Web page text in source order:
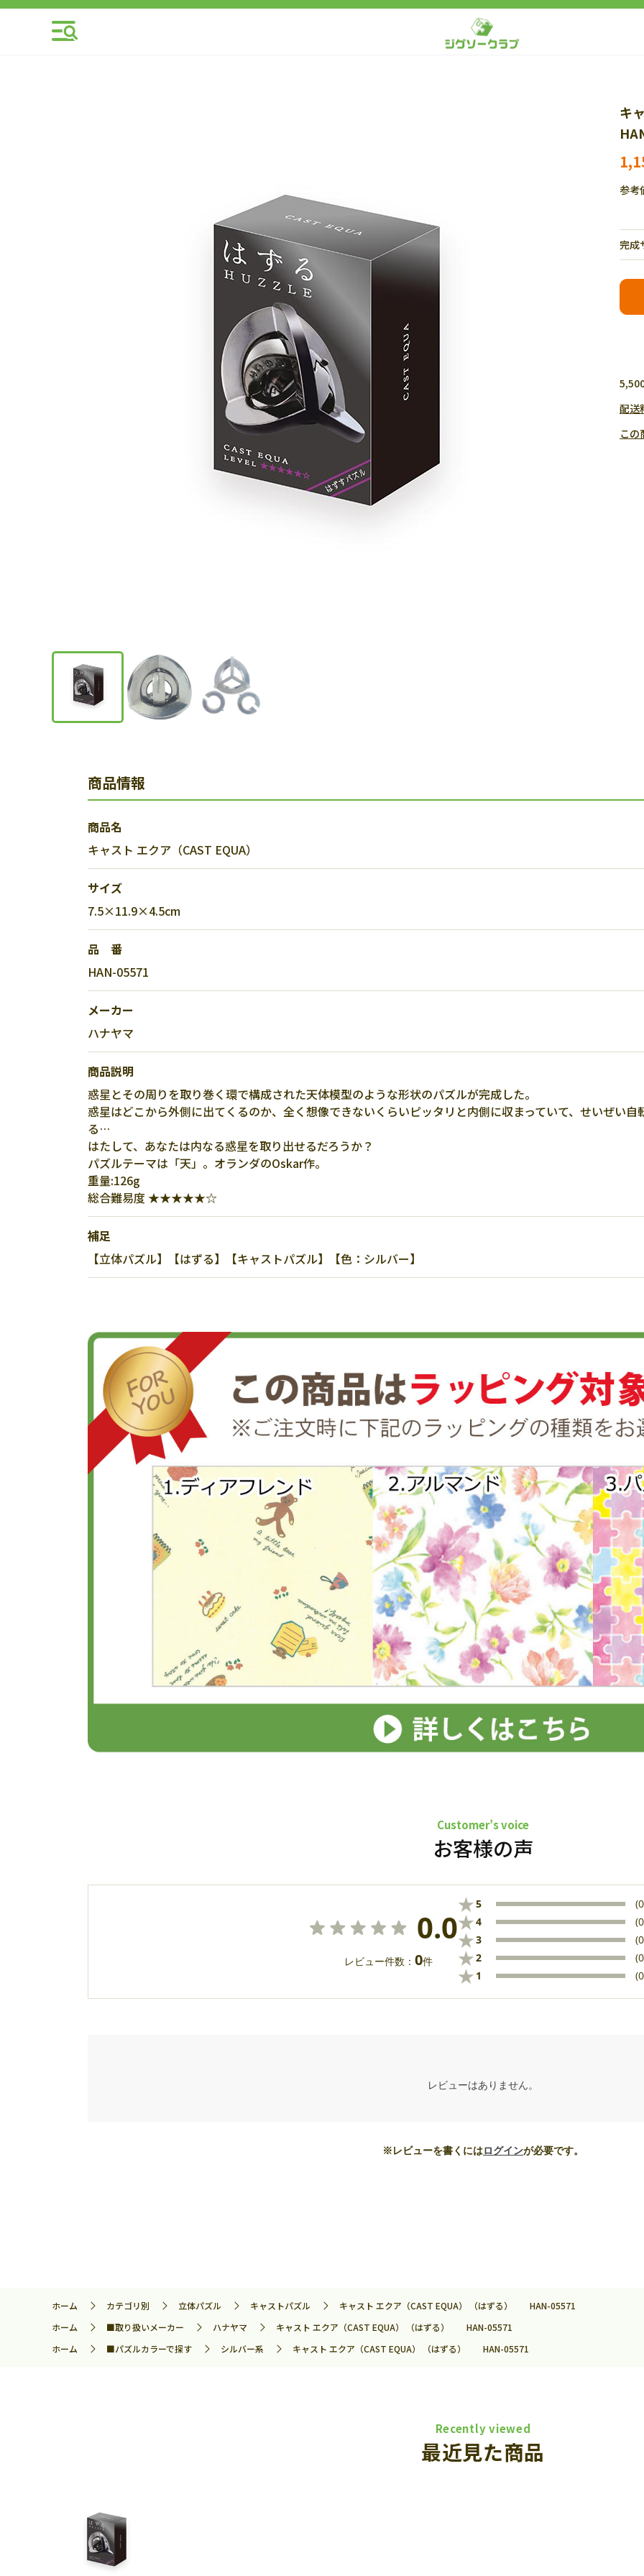
キ
参考
完成
配送
この
商品情報
商品名
キャスト エクア（CAST EQUA）
サイズ
7.5×11.9×4.5cm
品 番
HAN-05571
メーカー
ハナヤマ
商品説明
惑星とその周りを取り巻く環で構成された天体模型のような形状のパズルが完成した。
惑星はどこから外側に出てくるのか、全く想像できないくらいピッタリと内側に収まっていて、せいぜい
る…
はたして、あなたは内なる惑星を取り出せるだろうか？
パズルテーマは「天」。オランダのOskar作。
重量:126g
総合難易度 ★★★★★☆
補足
【立体パズル】【はずる】【キャストパズル】【色：シルバー】
Customer’s voice
お客様の声
0.0
レビュー件数： 0件
★5
★4
★3
★2
★ 1
レビューはありません。
※レビューを書くにはログインが必要です。
ホーム カテゴリ別 立体パズル キャストパズル
キャスト エクア（CAST EQUA） （はずる） HAN-05571
ホーム
■取り扱いメーカー ハナヤマ
キャスト エクア（CAST EQUA） （はずる） HAN-05571
ホーム
■パズルカラーで探す シルバー系 キャスト エクア（CAST EQUA） （はずる） HAN-05571
Recently viewed
最近見た商品